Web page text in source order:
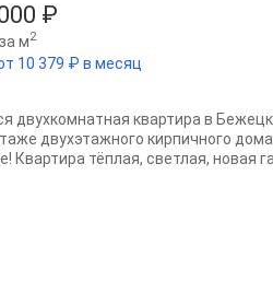
₽
м2
10 379 ₽ в месяц
двухкомнатная квартира в
двухэтажного кирпичного
Квартира тёплая, светлая, новая